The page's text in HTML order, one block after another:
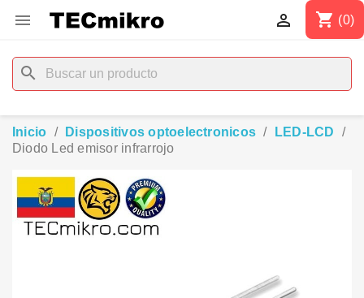
 shopping_cart (0)

search
Inicio Dispositivos optoelectronicos
LED-LCD
Diodo Led emisor infrarrojo